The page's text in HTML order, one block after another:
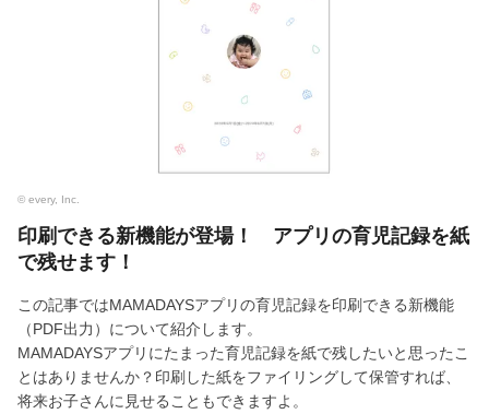
© every, Inc.
印刷できる新機能が登場！ アプリの育児記録を紙
で残せます！
この記事ではMAMADAYSアプリの育児記録を印刷できる新機能
（PDF出力）について紹介します。
MAMADAYSアプリにたまった育児記録を紙で残したいと思ったこ
とはありませんか？印刷した紙をファイリングして保管すれば、
将来お子さんに見せることもできますよ。